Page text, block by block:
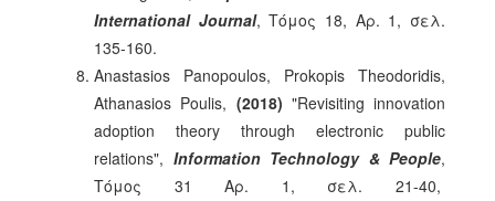
International Journal, Τόμος 18, Αρ. 1, σελ.
135-160.
Anastasios Panopoulos, Prokopis Theodoridis,
Athanasios Poulis, (2018) "Revisiting innovation
adoption theory through electronic public
relations", Information Technology & People,
Τόμος 31 Αρ. 1, σελ. 21-40,